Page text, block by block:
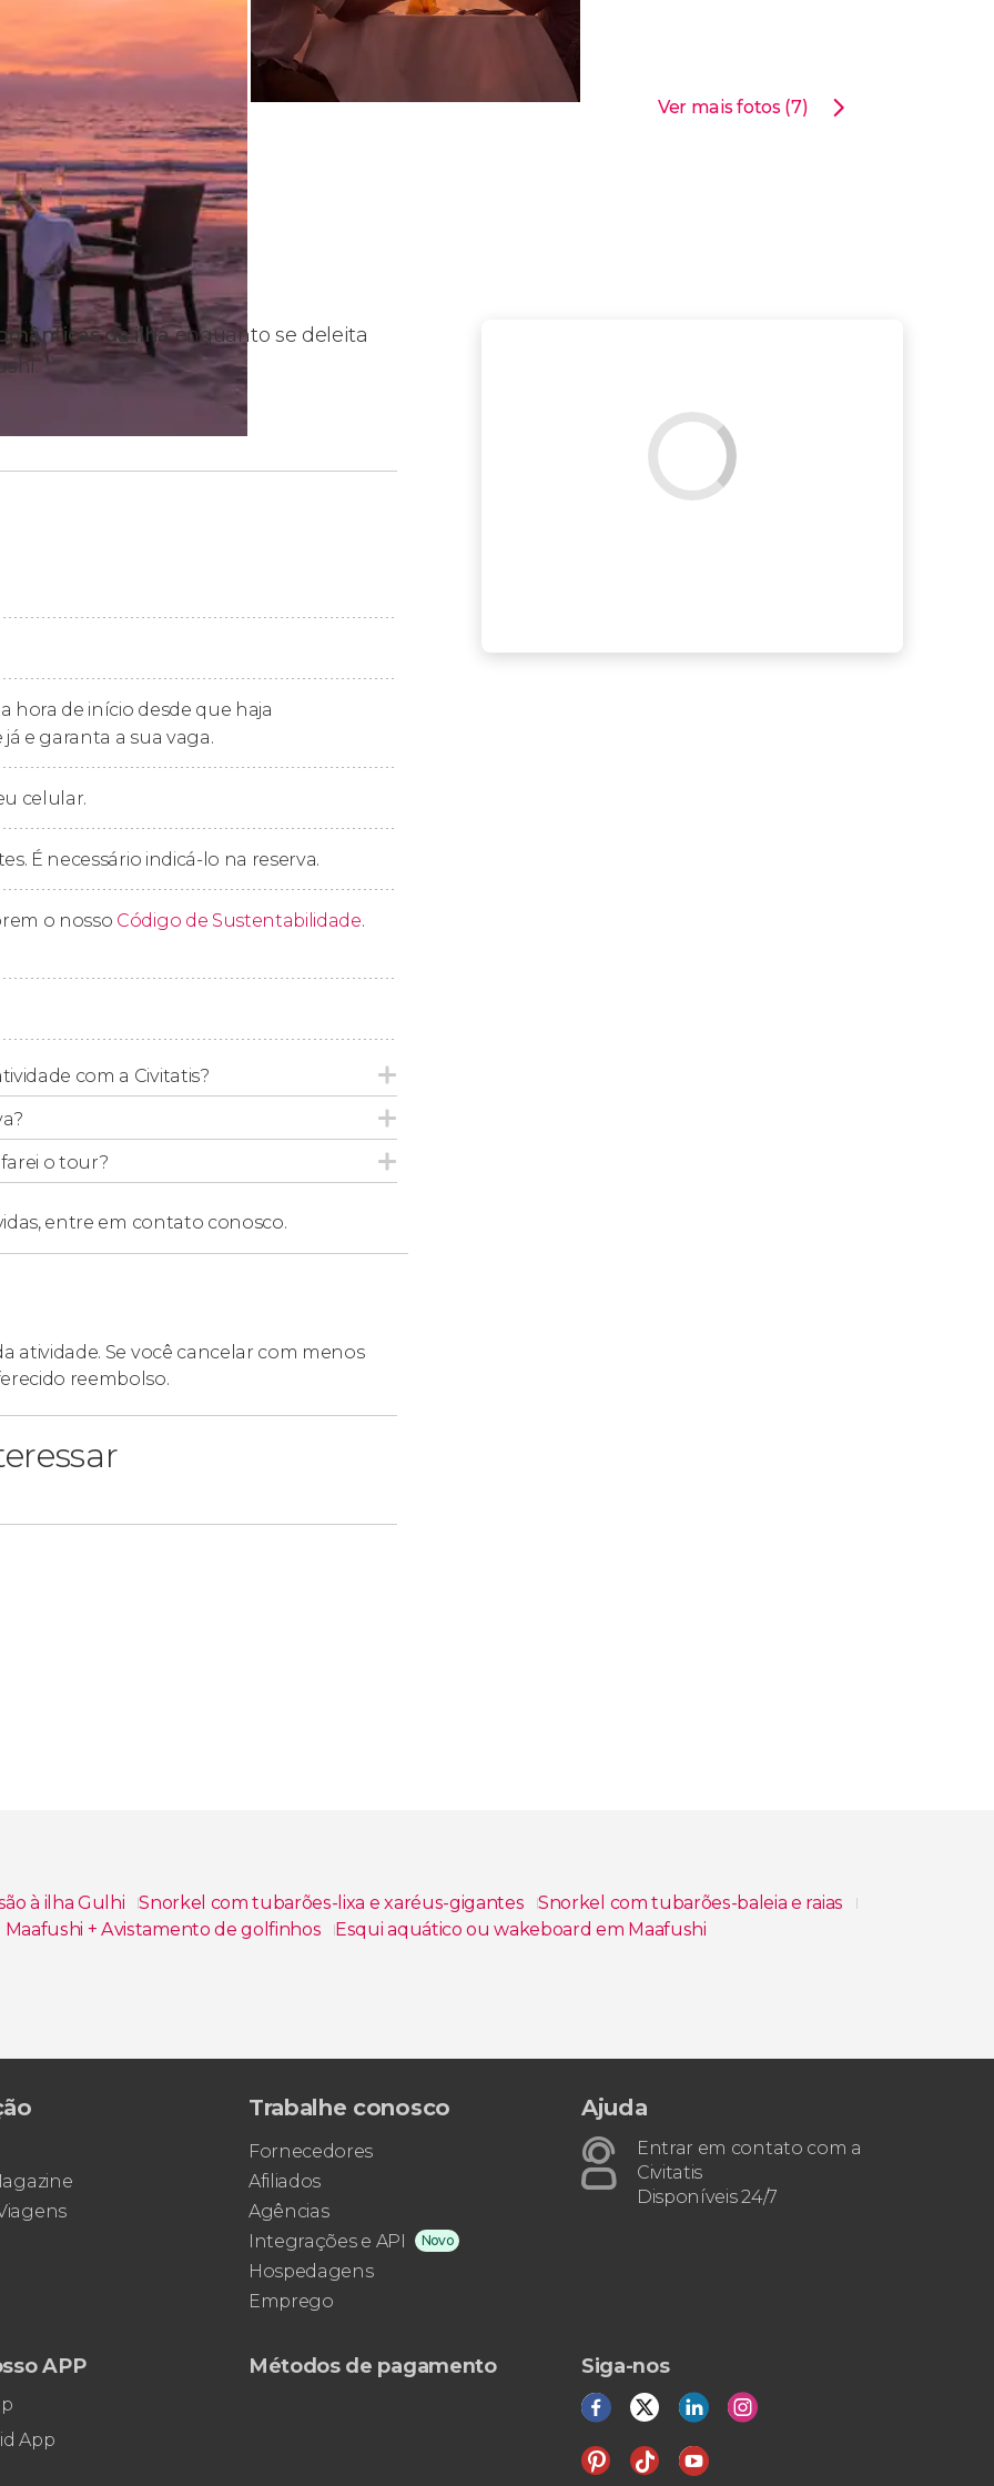
Ver mais fotos (7)
da ilhaenquanto se deleita
entre três menus diferentes
. Todos incluem
ou gelado de sobremesa.
ou salada Caesar.
das Maldivas (Garudhinya).
vermelho tailandês.
cebola.
hora de início desde que haja
e garanta a sua vaga.
celular.
É necessário indicá-lo na reserva.
o nosso Código de Sustentabilidade.
com a Civitatis?
o tour?
entre em contato conosco.
atividade. Se você cancelar com menos
reembolso.
à ilha Gulhi Snorkel com tubarões-lixa e xaréus-gigantes
Snorkel com tubarões-baleia e raias
+ Avistamento de golfinhos
Esqui aquático ou wakeboard em Maafushi
Trabalhe conosco
Fornecedores
Afiliados
Agências
Integrações e API
Novo
Hospedagens
Emprego
Ajuda
Entrar em contato com a
Civitatis
Disponíveis 24/7
APP
App
Métodos de pagamento Siga-nos